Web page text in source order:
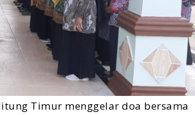
Timur menggelar doa bersama